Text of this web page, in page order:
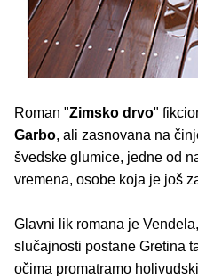
Roman "Zimsko drvo"
Garbo, ali zasnovana na
švedske glumice, jedne od
vremena, osobe koja je još
Glavni lik romana je
slučajnosti postane Gretina
očima promatramo